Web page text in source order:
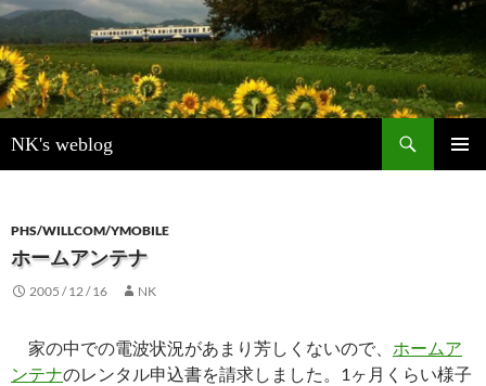
NK's weblog
索
ン
ツ
ス
プ
PHS/WILLCOM/YMOBILE
ホームアンテナ
2005 / 12 / 16 NK
家の中での電波状況があまり芳しくないので、 ホームア
ンテナのレンタル申込書を請求しました。1ヶ月くらい様子